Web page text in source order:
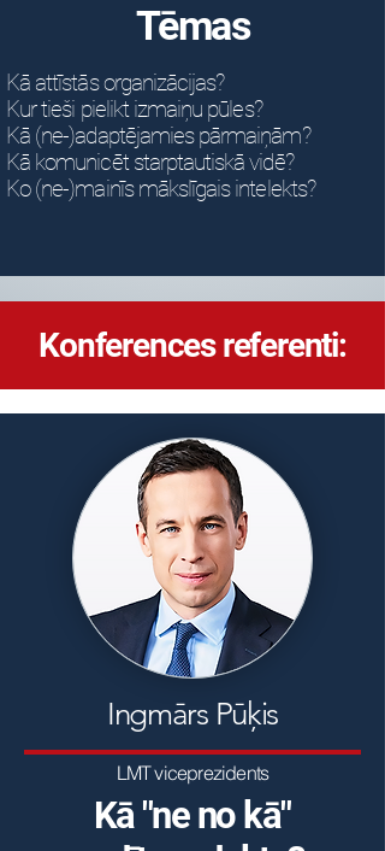
​Tēmas
Kā attīstās organizācijas?
Kur tieši pielikt izmaiņu pūles?
Kā (ne-)adaptējamies pārmaiņām?
Kā komunicēt starptautiskā vidē?
Ko (ne-)mainīs mākslīgais intelekts?
Konferences referenti:
Ingmārs Pūķis
LMT viceprezidents
Kā "ne no kā"